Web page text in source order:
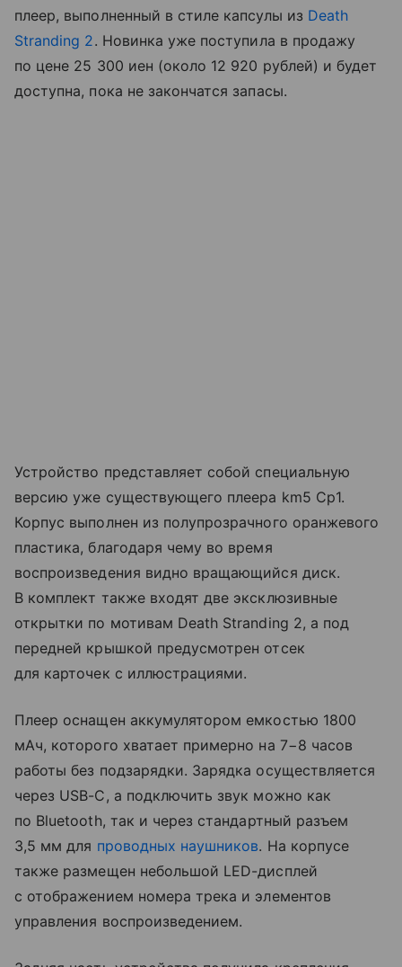
плеер, выполненный в стиле капсулы из Death
Stranding 2. Новинка уже поступила в продажу
по цене 25 300 иен (около 12 920 рублей) и будет
доступна, пока не закончатся запасы.
Устройство представляет собой специальную
версию уже существующего плеера km5 Cp1.
Корпус выполнен из полупрозрачного оранжевого
пластика, благодаря чему во время
воспроизведения видно вращающийся диск.
В комплект также входят две эксклюзивные
открытки по мотивам Death Stranding 2, а под
передней крышкой предусмотрен отсек
для карточек с иллюстрациями.
Плеер оснащен аккумулятором емкостью 1800
мАч, которого хватает примерно на 7−8 часов
работы без подзарядки. Зарядка осуществляется
через USB-C, а подключить звук можно как
по Bluetooth, так и через стандартный разъем
3,5 мм для проводных наушников. На корпусе
также размещен небольшой LED-дисплей
с отображением номера трека и элементов
управления воспроизведением.